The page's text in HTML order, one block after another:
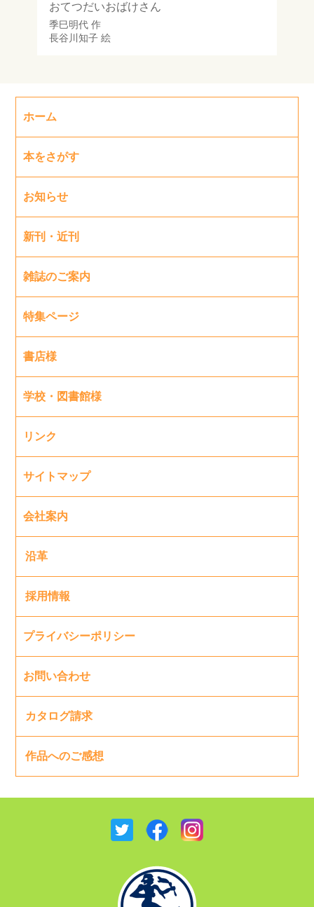
おてつだいおばけさん
季巳明代作
長谷川知子絵
ホーム
本をさがす
お知らせ
新刊・近刊
雑誌のご案内
特集ページ
書店様
学校・図書館様
リンク
サイトマップ
会社案内
沿革
採用情報
プライバシーポリシー
お問い合わせ
カタログ請求
作品へのご感想